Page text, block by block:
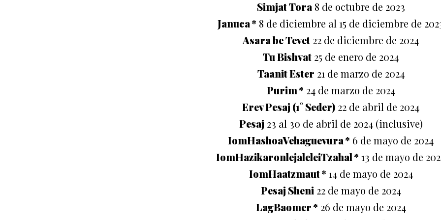
Simjat Tora 8 de octubre de 2023
Januca * 8 de diciembre al 15 de diciembre de
Asara be Tevet 22 de diciembre de 2024
Tu Bishvat 25 de enero de 2024
Taanit Ester 21 de marzo de 2024
Purim * 24 de marzo de 2024
Erev Pesaj (1° Seder) 22 de abril de 2024
Pesaj 23 al 30 de abril de 2024 (inclusive)
IomHashoaVehaguevura * 6 de mayo de 2024
IomHazikaronlejaleleiTzahal * 13 de mayo de
IomHaatzmaut * 14 de mayo de 2024
Pesaj Sheni 22 de mayo de 2024
LagBaomer * 26 de mayo de 2024